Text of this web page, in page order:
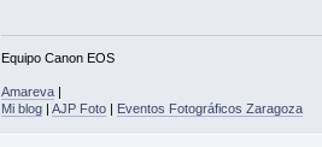
Equipo Canon EOS
Amareva|
Mi blog| AJP Foto| Eventos Fotográficos Zaragoza